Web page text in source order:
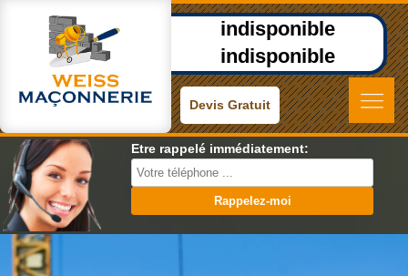
indisponible
indisponible
Devis Gratuit
Etre rappelé immédiatement: